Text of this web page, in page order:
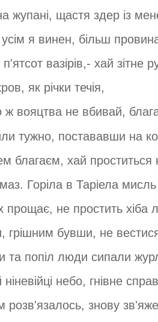
жупані, щастя здер із
я винен, більш
вазірів,- хай зітне
як річки течія,
ж вояцтва не вбивай,
тужно, постававши на
благаєм, хай
Горіла в Таріела
прощає, не простить хіба
грішним бувши, не
та попіл люди сипали
небо, гнівне
знову